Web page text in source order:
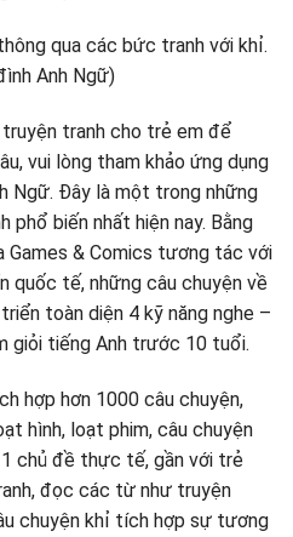
tranh cho trẻ em để
vui lòng tham khảo ứng dụng
Ngữ. Đây là một trong những
phổ biến nhất hiện nay. Bằng
Games & Comics tương tác với
quốc tế, những câu chuyện về
toàn diện 4 kỹ năng nghe –
giỏi tiếng Anh trước 10 tuổi.
hợp hơn 1000 câu chuyện,
hình, loạt phim, câu chuyện
chủ đề thực tế, gần với trẻ
đọc các từ như truyện
chuyện khỉ tích hợp sự tương